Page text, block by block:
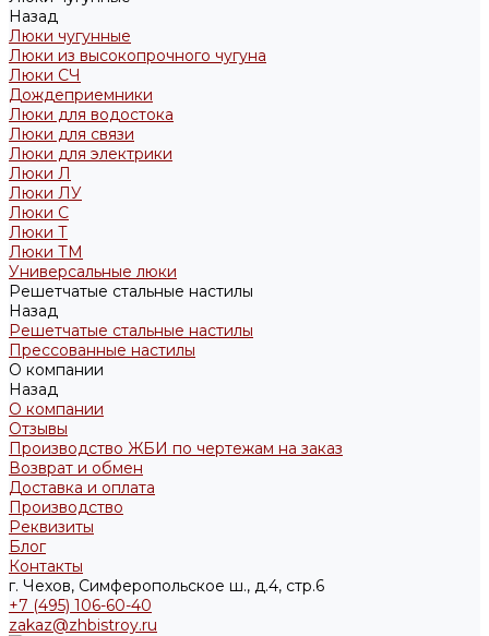
Назад
Люки чугунные
Люки из высокопрочного чугуна
Люки СЧ
Дождеприемники
Люки для водостока
Люки для связи
Люки для электрики
Люки Л
Люки ЛУ
Люки С
Люки Т
Люки ТМ
Универсальные люки
Решетчатые стальные настилы
Назад
Решетчатые стальные настилы
Прессованные настилы
О компании
Назад
О компании
Отзывы
Производство ЖБИ по чертежам на заказ
Возврат и обмен
Доставка и оплата
Производство
Реквизиты
Блог
Контакты
г. Чехов, Симферопольское ш., д.4, стр.6
+7 (495) 106-60-40
zakaz@zhbistroy.ru